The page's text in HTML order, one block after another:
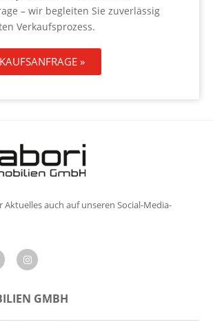
– wir begleiten Sie zuverlässig
Verkaufsprozess.
»
Aktuelles auch auf unseren Social-Media-
GMBH